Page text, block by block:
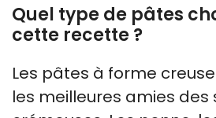
Quel type de pâtes
cette recette ?
Les pâtes à forme
les meilleures amies des